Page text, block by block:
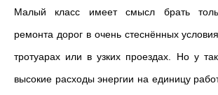
Малый класс имеет смысл брать
ремонта дорог в очень стеснённых
тротуарах или в узких проездах. Но у
высокие расходы энергии на единицу